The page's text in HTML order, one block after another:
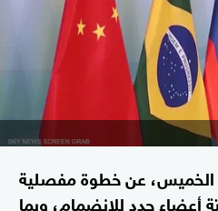
عن خطوة مفصلية
أعضاء جدد للانضمام، وبما